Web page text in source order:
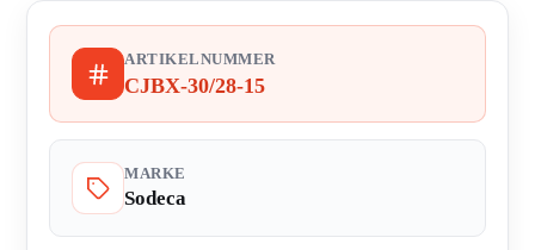
ARTIKELNUMMER
CJBX-30/28-15
MARKE
Sodeca